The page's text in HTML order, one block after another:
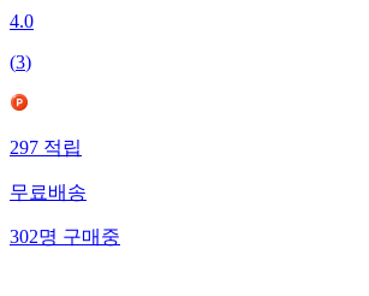
4.0
(3)
297적립
무료배송
302명구매중